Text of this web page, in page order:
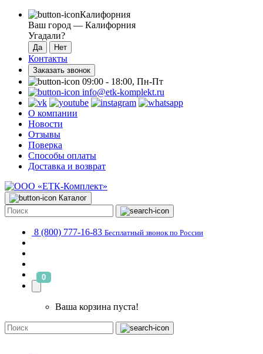
Калифорния
Ваш город — Калифорния
Угадали?
Контакты
Заказать звонок
09:00 - 18:00, Пн-Пт
info@etk-komplekt.ru
О компании
Новости
Отзывы
Поверка
Способы оплаты
Доставка и возврат
Каталог
8 (800) 777-16-83 Бесплатный звонок по России
0
Ваша корзина пуста!